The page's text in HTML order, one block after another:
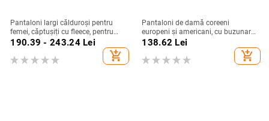
Pantaloni largi călduroși pentru
femei, căptușiți cu fleece, pentru
toamnă‑iarna, croială dreaptă, talie
190.39 - 243.24Lei
add_shopping_cart
Pantaloni de damă coreeni
europeni și americani, cu buzunare
duble, casual, confortabili, colorați,
creativi, artistici, liberi, imprimare
digitală 3D
138.62 Lei
add_shopping_cart